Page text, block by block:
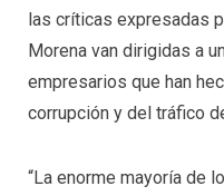
las críticas expresadas
Morena van dirigidas a
empresarios que han
corrupción y del tráfico
“La enorme mayoría de